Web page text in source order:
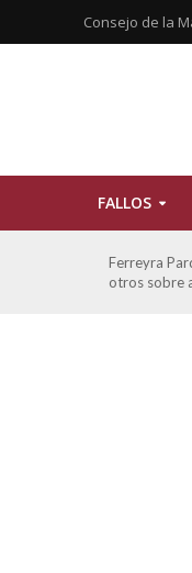
Consejo de la
FALLOS
Ferreyra
otros sobre